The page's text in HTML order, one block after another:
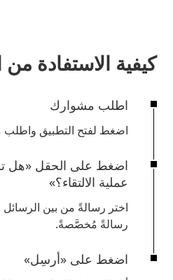
كيفية الاستفادة من
اطلب مشوارك
اضغط لفتح التطبيق واطلب
اضغط على الحقل «هل
عملية الالتقاء؟»
اختر رسالةً من بين الرسائل
رسالةً مُخصَّصةً.
اضغط على «أرسِل»